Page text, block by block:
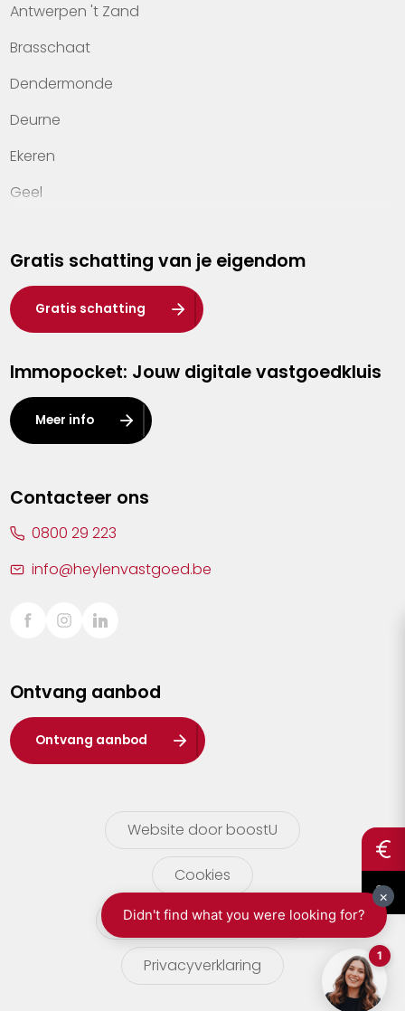
Kantoren
Veelgestelde vragen
Werken bij Heylen Vastgoed
Contact
Antwerpen 't Zand
Brasschaat
Dendermonde
Deurne
Ekeren
Geel
Hasselt
Heist-op-den-Berg
Herentals
Kalmthout
Leuven
Lier
Sint-Truiden
Waasland
Wuustwezel
Zoersel
Gratis schatting van je eigendom
Gratis schatting
Immopocket: Jouw digitale vastgoedkluis
Meer info
Contacteer ons
0800 29 223
info@heylenvastgoed.be
Ontvang aanbod
Ontvang aanbod
Website door boostU
Cookies
gebruikersvoorwaarden
Privacyverklaring